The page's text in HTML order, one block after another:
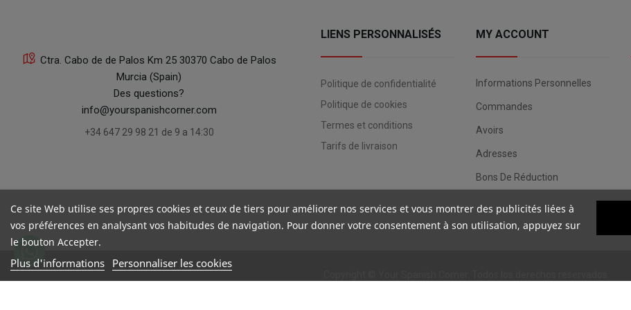
Ctra. Cabo de de Palos Km 25 30370 Cabo de Palos
Murcia (Spain)
Des questions?
info@yourspanishcorner.com
+34 647 29 98 21 de 9 a 14:30
LIENS PERSONNALISÉS
Politique de confidentialité
Politique de cookies
Termes et conditions
Tarifs de livraison
MY ACCOUNT
Informations Personnelles
Commandes
Avoirs
Adresses
Bons De Réduction
Ce site Web utilise ses propres cookies et ceux de tiers pour améliorer nos services et vous montrer des publicités liées à
vos préférences en analysant vos habitudes de navigation. Pour donner votre consentement à son utilisation, appuyez sur
le bouton Accepter.
Plus d'informations Personnaliser les cookies